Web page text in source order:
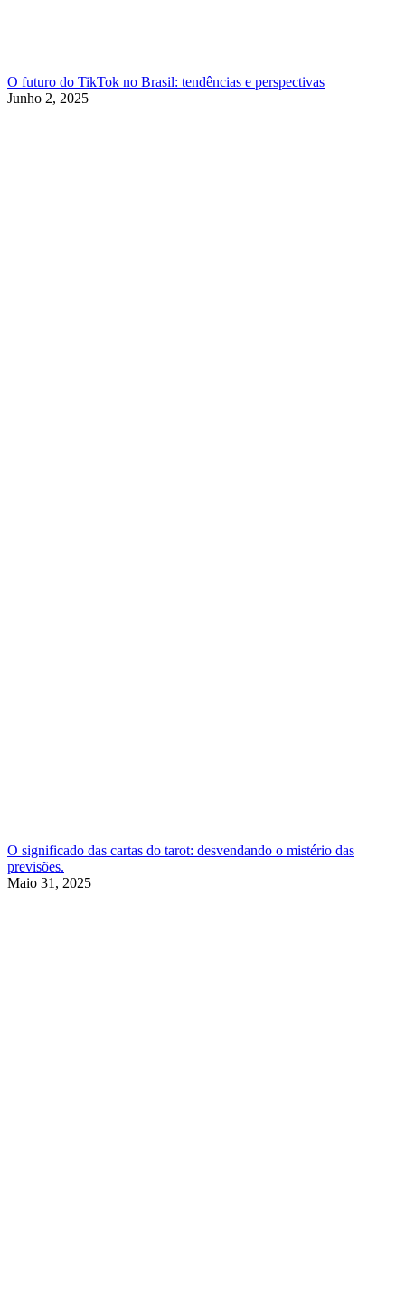
O futuro do TikTok no Brasil: tendências e perspectivas
Junho 2, 2025
O significado das cartas do tarot: desvendando o mistério das
previsões.
Maio 31, 2025